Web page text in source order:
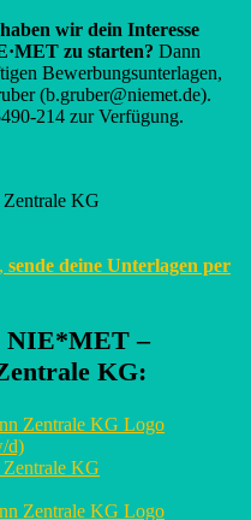
wir dein Interesse
zu starten? Dann
Bewerbungsunterlagen,
(b.gruber@niemet.de).
214 zur Verfügung.
KG
sende deine Unterlagen per
NIE*MET –
KG:
d)
KG